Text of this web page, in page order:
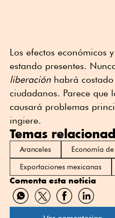
Los efectos económicos
estando presentes.
liberación habrá
ciudadanos. Parece que
causará problemas
ingiere.
Temas
Aranceles Economía de
Exportaciones mexicanas
Comenta esta noticia
Compartir
por
Compartir
por
Compartir
por
por